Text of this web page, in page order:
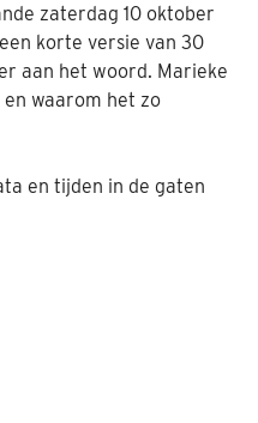
zaterdag 10 oktober
korte versie van 30
aan het woord. Marieke
waarom het zo
en tijden in de gaten